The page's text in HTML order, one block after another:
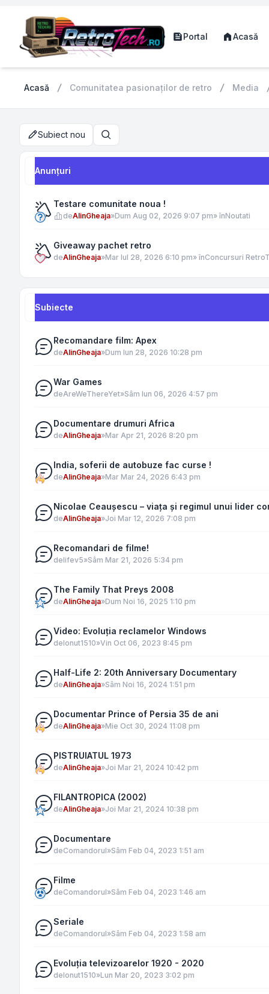
Portal Acasă
Acasă Comunitatea pasionaților de retro Media
Subiect nou Căutare
Anunţuri
Testare comunitate noua !
deAlinGheaja»Dum Aug 02, 2026 9:07 pm» înNoutati
Giveaway pachet retro
deAlinGheaja»Mar Iul 28, 2026 6:10 pm» înConcursuri
Subiecte
Recomandare film: Apex
deAlinGheaja»Dum Iun 28, 2026 10:28 pm
War Games
deAreWeThereYet»Sâm Iun 06, 2026 4:57 pm
Documentare drumuri Africa
deAlinGheaja»Mar Apr 21, 2026 8:20 pm
India, soferii de autobuze fac curse !
deAlinGheaja»Mar Mar 24, 2026 6:43 pm
Nicolae Ceaușescu – viața și regimul unui lider
deAlinGheaja»Joi Mar 12, 2026 7:08 pm
Recomandari de filme!
delifev5»Sâm Mar 21, 2026 5:34 pm
The Family That Preys 2008
deAlinGheaja»Dum Noi 16, 2025 1:10 pm
Video: Evoluția reclamelor Windows
deIonut1510»Vin Oct 06, 2023 8:45 pm
Half-Life 2: 20th Anniversary Documentary
deAlinGheaja»Sâm Noi 16, 2024 1:51 pm
Documentar Prince of Persia 35 de ani
deAlinGheaja»Mie Oct 30, 2024 11:08 pm
PISTRUIATUL 1973
deAlinGheaja»Joi Mar 21, 2024 10:42 pm
FILANTROPICA (2002)
deAlinGheaja»Joi Mar 21, 2024 10:38 pm
Documentare
deComandorul»Sâm Feb 04, 2023 1:51 am
Filme
deComandorul»Sâm Feb 04, 2023 1:46 am
Seriale
deComandorul»Sâm Feb 04, 2023 1:58 am
Evoluția televizoarelor 1920 - 2020
deIonut1510»Lun Mar 20, 2023 3:02 pm